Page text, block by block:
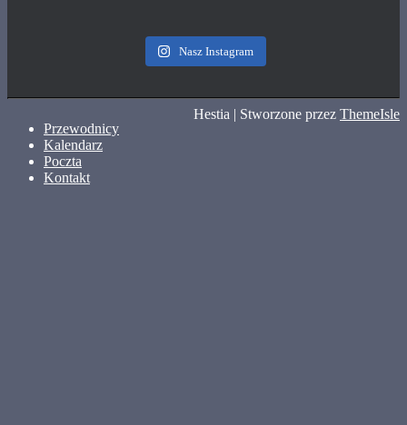
Nasz Instagram
Przewodnicy
Kalendarz
Poczta
Kontakt
Hestia | Stworzone przez ThemeIsle